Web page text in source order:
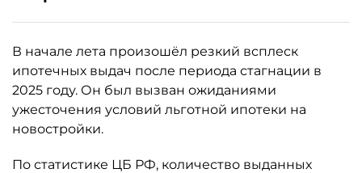
В начале лета произошёл резкий всплеск
ипотечных выдач после периода стагнации в
2025 году. Он был вызван ожиданиями
ужесточения условий льготной ипотеки на
новостройки.
По статистике ЦБ РФ, количество выданных